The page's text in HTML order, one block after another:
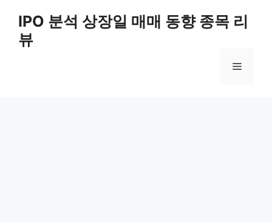
content
IPO 분석 상장일 매매 동향 종목 리
뷰
Menu